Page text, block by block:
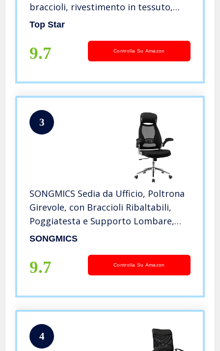
braccioli, rivestimento in tessuto,
Nero (schwarz)
Top Star
9.7 Controlla Su Amazon
3
SONGMICS Sedia da Ufficio, Poltrona
Girevole, con Braccioli Ribaltabili,
Poggiatesta e Supporto Lombare,
Inclinazione ad Ondeggiamento,
SONGMICS
9.7 Controlla Su Amazon
4